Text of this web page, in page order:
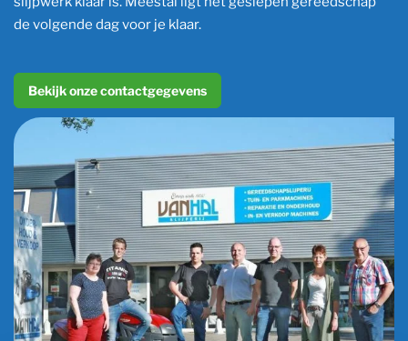
de volgende dag voor je klaar.
Bekijk onze contactgegevens